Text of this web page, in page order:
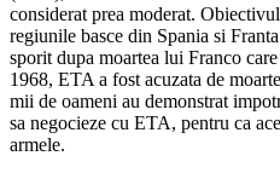
considerat prea moderat.
regiunile basce din Spania si
sporit dupa moartea lui Franco
1968, ETA a fost acuzata de
mii de oameni au demonstrat
sa negocieze cu ETA, pentru ca
armele.